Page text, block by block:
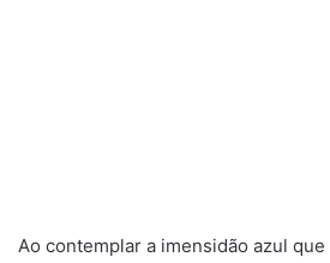
Ao contemplar a imensidão azul